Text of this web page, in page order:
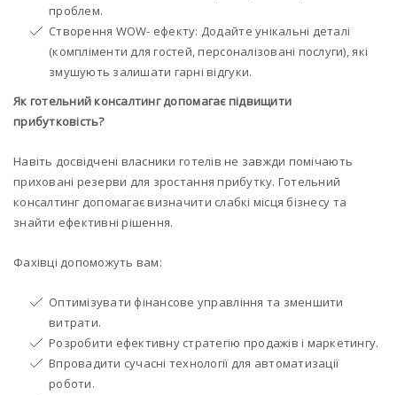
проблем.
Створення WOW- ефекту: Додайте унікальні деталі
(компліменти для гостей, персоналізовані послуги), які
змушують залишати гарні відгуки.
Як готельний консалтинг допомагає підвищити
прибутковість?
Навіть досвідчені власники готелів не завжди помічають
приховані резерви для зростання прибутку. Готельний
консалтинг допомагає визначити слабкі місця бізнесу та
знайти ефективні рішення.
Фахівці допоможуть вам:
Оптимізувати фінансове управління та зменшити
витрати.
Розробити ефективну стратегію продажів і маркетингу.
Впровадити сучасні технології для автоматизації
роботи.